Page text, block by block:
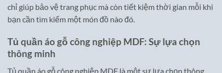
chỉ giúp bảo vệ trang phục mà còn tiết kiệm thời gian mỗi khi
bạn cần tìm kiếm một món đồ nào đó.
Tủ quần áo gỗ công nghiệp MDF: Sự lựa chọn
thông minh
Tủ quần áo gỗ công nghiệp MDF là một sự lựa chọn thông